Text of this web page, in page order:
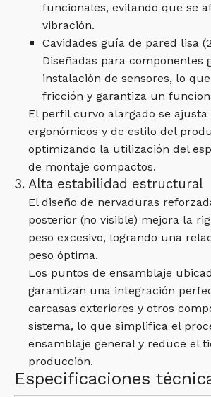
funcionales, evitando que se
vibración.
Cavidades guía de pared lisa
Diseñadas para componentes
instalación de sensores, lo
fricción y garantiza un
El perfil curvo alargado se
ergonómicos y de estilo del
optimizando la utilización del
de montaje compactos.
3. Alta estabilidad estructural
El diseño de nervaduras
posterior (no visible) mejora la
peso excesivo, logrando una
peso óptima.
Los puntos de ensamblaje
garantizan una integración
carcasas exteriores y otros
sistema, lo que simplifica el
ensamblaje general y reduce el
producción.
Especificaciones